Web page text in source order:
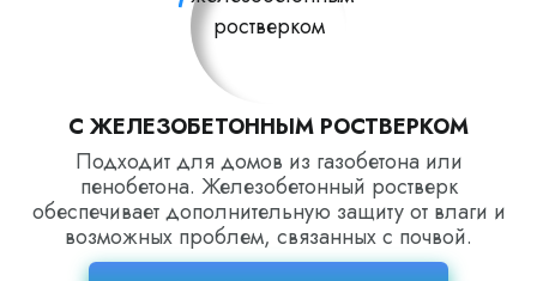
С ЖЕЛЕЗОБЕТОННЫМ РОСТВЕРКОМ
Подходит для домов из газобетона или
пенобетона. Железобетонный ростверк
обеспечивает дополнительную защиту от влаги и
возможных проблем, связанных с почвой.